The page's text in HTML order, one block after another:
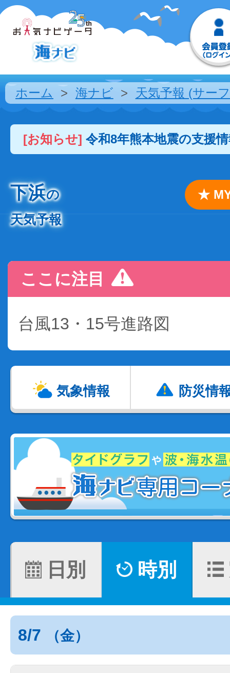
ホーム 海ナビ 天気予報 (サー
[お知らせ] 令和8年熊本地震の支援
下浜の
天気予報
★
ここに注目
台風13・15号進路図
気象情報 防災情
日別 時別
8/7 （金）